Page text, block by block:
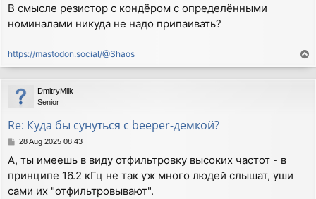
s
t
В смысле резистор с кондёром с определёнными
номиналами никуда не надо припаивать?
https://mastodon.social/@Shaos
o
p
DmitryMilk
Senior
Re: Куда бы сунуться с beeper-демкой?
P
s
t
28 Aug 2025 08:43
А, ты имеешь в виду отфильтровку высоких частот - в
принципе 16.2 кГц не так уж много людей слышат, уши
сами их "отфильтровывают".